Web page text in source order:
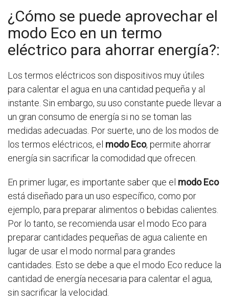
¿Cómo se puede aprovechar el
modo Eco en un termo
eléctrico para ahorrar energía?:
Los termos eléctricos son dispositivos muy útiles
para calentar el agua en una cantidad pequeña y al
instante. Sin embargo, su uso constante puede llevar a
un gran consumo de energía si no se toman las
medidas adecuadas. Por suerte, uno de los modos de
los termos eléctricos, el modo Eco, permite ahorrar
energía sin sacrificar la comodidad que ofrecen.
En primer lugar, es importante saber que el modo Eco
está diseñado para un uso específico, como por
ejemplo, para preparar alimentos o bebidas calientes.
Por lo tanto, se recomienda usar el modo Eco para
preparar cantidades pequeñas de agua caliente en
lugar de usar el modo normal para grandes
cantidades. Esto se debe a que el modo Eco reduce la
cantidad de energía necesaria para calentar el agua,
sin sacrificar la velocidad.